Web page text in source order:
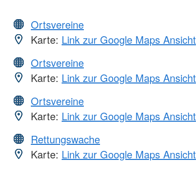
Ortsvereine
Karte: Link zur Google Maps Ansicht
Ortsvereine
Karte: Link zur Google Maps Ansicht
Ortsvereine
Karte: Link zur Google Maps Ansicht
Rettungswache
Karte: Link zur Google Maps Ansicht